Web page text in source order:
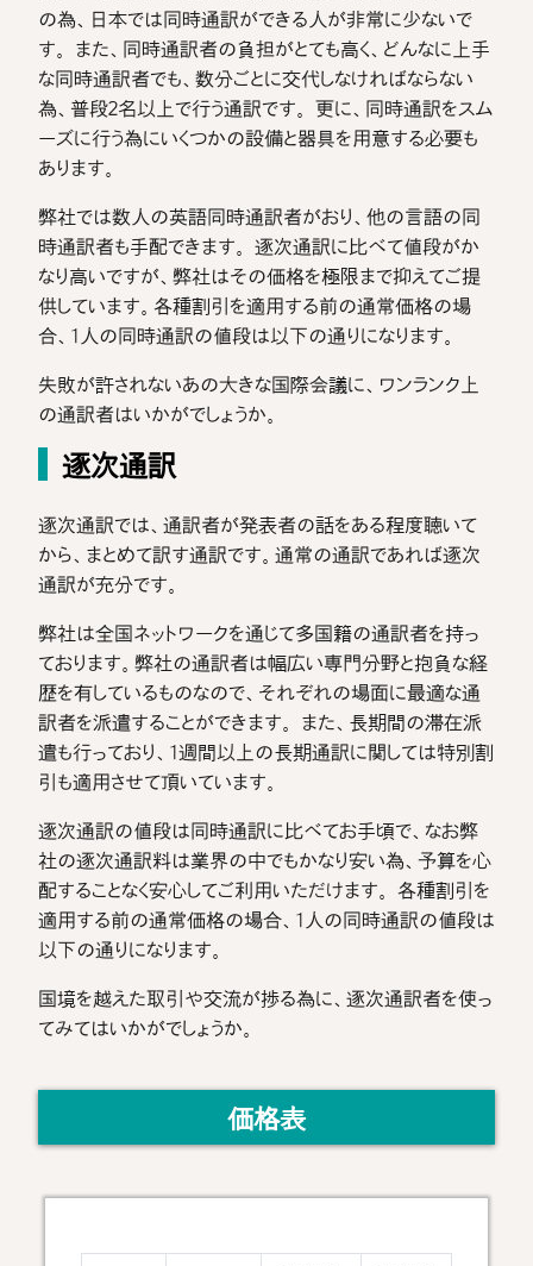
の為、日本では同時通訳ができる人が非常に少ないで
す。 また、同時通訳者の負担がとても高く、どんなに上手
な同時通訳者でも、数分ごとに交代しなければならない
為、普段2名以上で行う通訳です。 更に、同時通訳をスム
ーズに行う為にいくつかの設備と器具を用意する必要も
あります。
弊社では数人の英語同時通訳者がおり、他の言語の同
時通訳者も手配できます。 逐次通訳に比べて値段がか
なり高いですが、弊社はその価格を極限まで抑えてご提
供しています。各種割引を適用する前の通常価格の場
合、1人の同時通訳の値段は以下の通りになります。
失敗が許されないあの大きな国際会議に、ワンランク上
の通訳者はいかがでしょうか。
逐次通訳
逐次通訳では、通訳者が発表者の話をある程度聴いて
から、まとめて訳す通訳です。通常の通訳であれば逐次
通訳が充分です。
弊社は全国ネットワークを通じて多国籍の通訳者を持っ
ております。弊社の通訳者は幅広い専門分野と抱負な経
歴を有しているものなので、それぞれの場面に最適な通
訳者を派遣することができます。 また、長期間の滞在派
遣も行っており、1週間以上の長期通訳に関しては特別割
引も適用させて頂いています。
逐次通訳の値段は同時通訳に比べてお手頃で、なお弊
社の逐次通訳料は業界の中でもかなり安い為、予算を心
配することなく安心してご利用いただけます。 各種割引を
適用する前の通常価格の場合、1人の同時通訳の値段は
以下の通りになります。
国境を越えた取引や交流が捗る為に、逐次通訳者を使っ
てみてはいかがでしょうか。
価格表